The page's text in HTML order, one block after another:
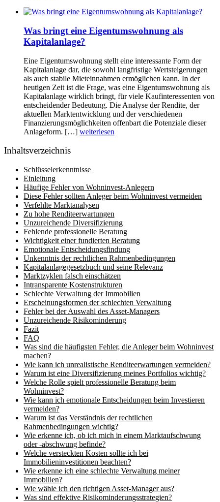
Was bringt eine Eigentumswohnung als
Kapitalanlage?
Eine Eigentumswohnung stellt eine interessante Form der
Kapitalanlage dar, die sowohl langfristige Wertsteigerungen
als auch stabile Mieteinnahmen ermöglichen kann. In der
heutigen Zeit ist die Frage, was eine Eigentumswohnung als
Kapitalanlage wirklich bringt, für viele Kaufinteressenten von
entscheidender Bedeutung. Die Analyse der Rendite, der
aktuellen Marktentwicklung und der verschiedenen
Finanzierungsmöglichkeiten offenbart die Potenziale dieser
Anlageform. […] weiterlesen
Inhaltsverzeichnis
Schlüsselerkenntnisse
Einleitung
Häufige Fehler von Wohninvest-Anlegern
Diese Fehler sollten Anleger beim Wohninvest vermeiden
Verfehlte Marktanalysen
Zu hohe Renditeerwartungen
Unzureichende Diversifizierung
Fehlende professionelle Beratung
Wichtigkeit einer fundierten Beratung
Emotionale Entscheidungsfindung
Unkenntnis der rechtlichen Rahmenbedingungen
Kapitalanlagegesetzbuch und seine Relevanz
Marktzyklen falsch einschätzen
Intransparente Kostenstrukturen
Schlechte Verwaltung der Immobilien
Erscheinungsformen der schlechten Verwaltung
Fehler bei der Auswahl des Asset-Managers
Unzureichende Risikominderung
Fazit
FAQ
Was sind die häufigsten Fehler, die Anleger beim Wohninvest
machen?
Wie kann ich unrealistische Renditeerwartungen vermeiden?
Warum ist eine Diversifizierung meines Portfolios wichtig?
Welche Rolle spielt professionelle Beratung beim
Wohninvest?
Wie kann ich emotionale Entscheidungen beim Investieren
vermeiden?
Warum ist das Verständnis der rechtlichen
Rahmenbedingungen wichtig?
Wie erkenne ich, ob ich mich in einem Marktaufschwung
oder -abschwung befinde?
Welche versteckten Kosten sollte ich bei
Immobilieninvestitionen beachten?
Wie erkenne ich eine schlechte Verwaltung meiner
Immobilien?
Wie wähle ich den richtigen Asset-Manager aus?
Was sind effektive Risikominderungsstrategien?